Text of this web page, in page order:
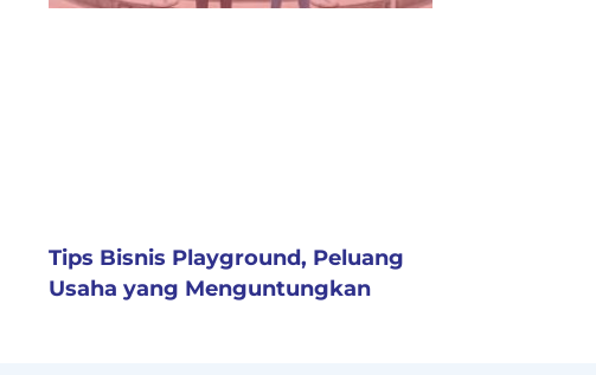
Tips Bisnis Playground, Peluang
Usaha yang Menguntungkan